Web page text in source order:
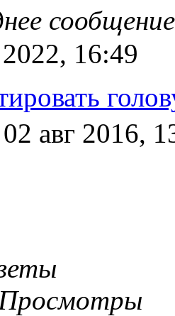
16:49
02 авг 2016,